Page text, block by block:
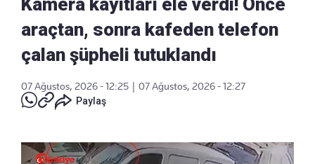
Kamera kayıtları ele verdi! Önce
araçtan, sonra kafeden telefon
çalan şüpheli tutuklandı
07 Ağustos, 2026 - 12:25
07 Ağustos, 2026 - 12:27
Paylaş